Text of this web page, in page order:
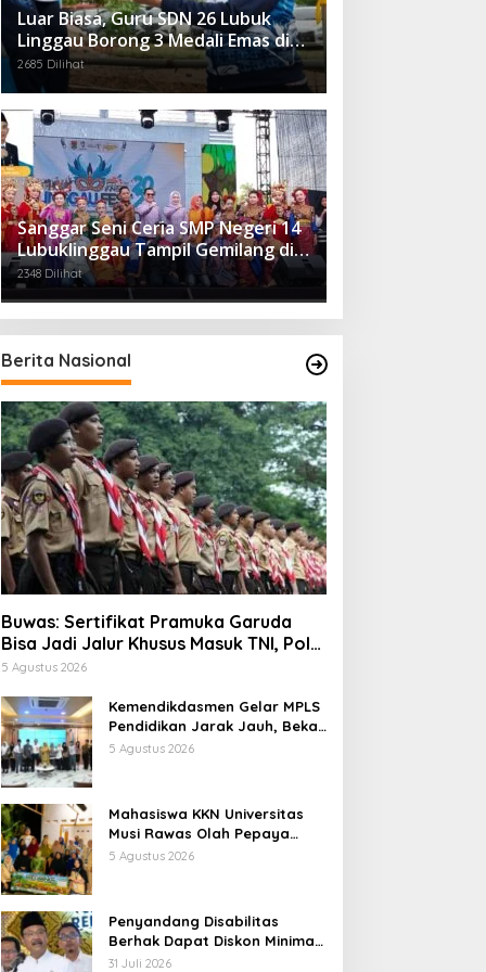
Luar Biasa, Guru SDN 26 Lubuk
Linggau Borong 3 Medali Emas di
Tiga Cabor Berbeda
2685 Dilihat
Sanggar Seni Ceria SMP Negeri 14
Lubuklinggau Tampil Gemilang di
Linggau Fest 2025
2348 Dilihat
Berita Nasional
Buwas: Sertifikat Pramuka Garuda
Bisa Jadi Jalur Khusus Masuk TNI, Polri,
dan Perguruan Tinggi
5 Agustus 2026
Kemendikdasmen Gelar MPLS
Pendidikan Jarak Jauh, Bekali
Murid Bangun Kemandirian
5 Agustus 2026
Mahasiswa KKN Universitas
Musi Rawas Olah Pepaya
Menjadi Produk Bernilai Jual
5 Agustus 2026
Penyandang Disabilitas
Berhak Dapat Diskon Minimal
20 Persen untuk Biaya
31 Juli 2026